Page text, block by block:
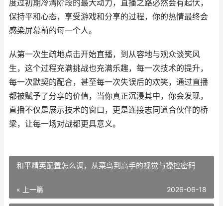
度过初期冷清阶段的最大动力，直播之路必然会有起伏，
保持平和心态，享受游戏和分享的过程，你的热情最终会
感染屏幕前的每一个人。
从第一次生疏地点击开始直播，到从容地与观众谈笑风
生，这个过程充满挑战也充满乐趣，每一次技术的提升，
每一次默契的配合，甚至每一次失误后的欢笑，通过直播
都被赋予了分享的价值，当你真正沉浸其中，你会发现，
直播不仅是展示技术的窗口，更是连接志同道合伙伴的桥
梁，让每一场对战都更具意义。
和平精英配置怎么调，从菜鸟到高手的视觉与操控密码
« 上一篇 2026-06-18